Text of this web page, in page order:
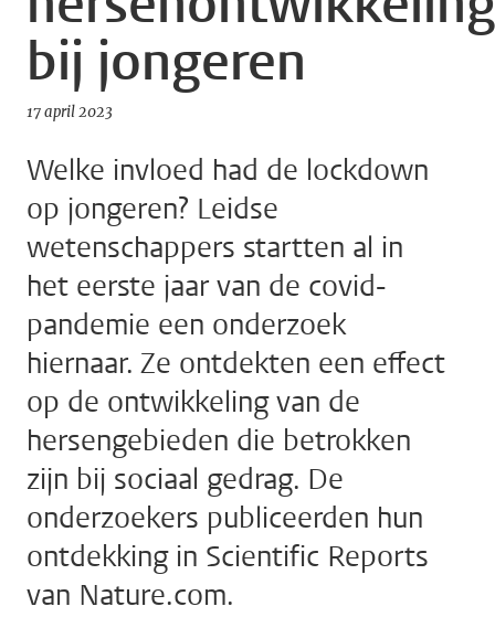
bij jongeren
17 april 2023
Welke invloed had de lockdown
op jongeren? Leidse
wetenschappers startten al in
het eerste jaar van de covid-
pandemie een onderzoek
hiernaar. Ze ontdekten een effect
op de ontwikkeling van de
hersengebieden die betrokken
zijn bij sociaal gedrag. De
onderzoekers publiceerden hun
ontdekking in Scientific Reports
van Nature.com.